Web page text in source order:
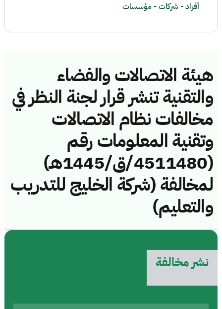
هيئة الاتصالات والفضاء
والتقنية تنشر قرار لجنة النظر في
مخالفات نظام الاتصالات
وتقنية المعلومات رقم
(4511480/ق/1445هـ)
لمخالفة (شركة الخليج للتدريب
والتعليم)
نشر مخالفة
أفراد - شركات - مؤسسات